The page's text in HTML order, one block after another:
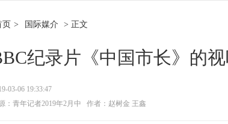
页 > 国际媒介 > 正文
纪录片《中国市长》的
03-06 19:33:47
：青年记者2019年2月中
作者：赵树金 王鑫